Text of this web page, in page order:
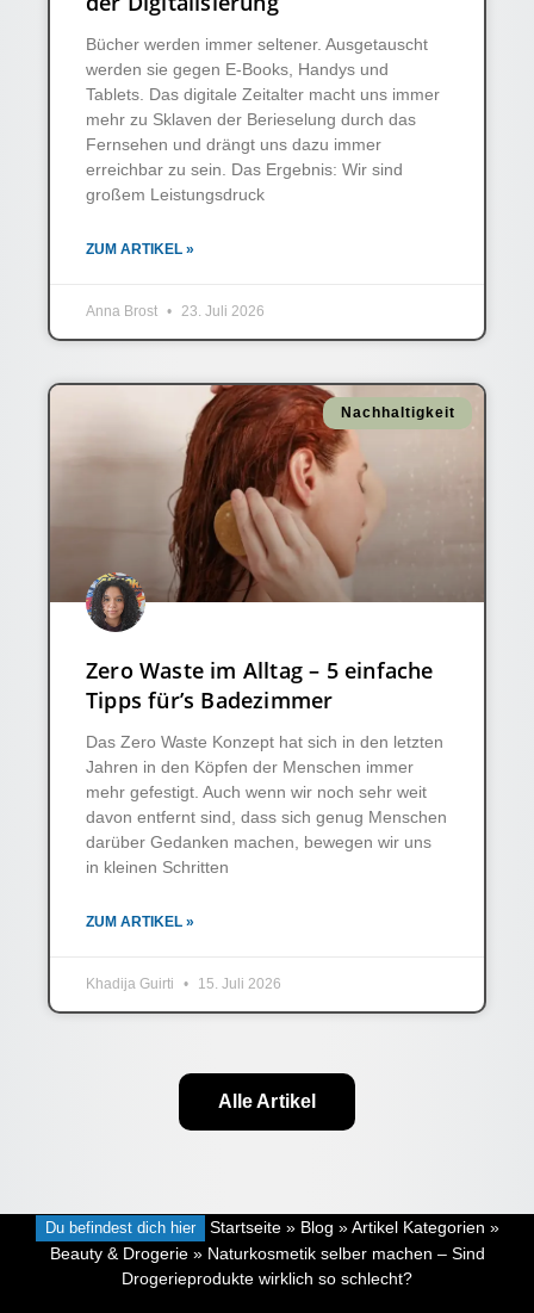
Bücher werden immer seltener. Ausgetauscht
werden sie gegen E-Books, Handys und
Tablets. Das digitale Zeitalter macht uns immer
mehr zu Sklaven der Berieselung durch das
Fernsehen und drängt uns dazu immer
erreichbar zu sein. Das Ergebnis: Wir sind
großem Leistungsdruck
ZUM ARTIKEL »
Anna Brost 23. Juli 2026
Nachhaltigkeit
Zero Waste im Alltag – 5 einfache
Tipps für’s Badezimmer
Das Zero Waste Konzept hat sich in den letzten
Jahren in den Köpfen der Menschen immer
mehr gefestigt. Auch wenn wir noch sehr weit
davon entfernt sind, dass sich genug Menschen
darüber Gedanken machen, bewegen wir uns
in kleinen Schritten
ZUM ARTIKEL »
Khadija Guirti 15. Juli 2026
Alle Artikel
Du befindest dich hier Startseite» Blog » Artikel Kategorien »
Beauty & Drogerie» Naturkosmetik selber machen – Sind
Drogerieprodukte wirklich so schlecht?